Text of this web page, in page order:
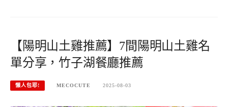
【陽明山土雞推薦】7間陽明山土雞名
單分享，竹子湖餐廳推薦
懶人包耶! MECOCUTE 2025-08-03